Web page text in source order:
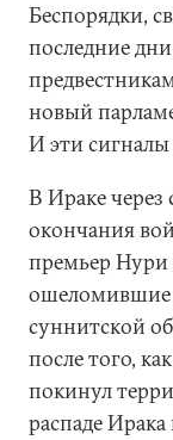
Беспорядки,
последние
новый
И эти
В Ираке
окончания
премьер Нури
ошеломившие
суннитской
после того,
покинул
распаде